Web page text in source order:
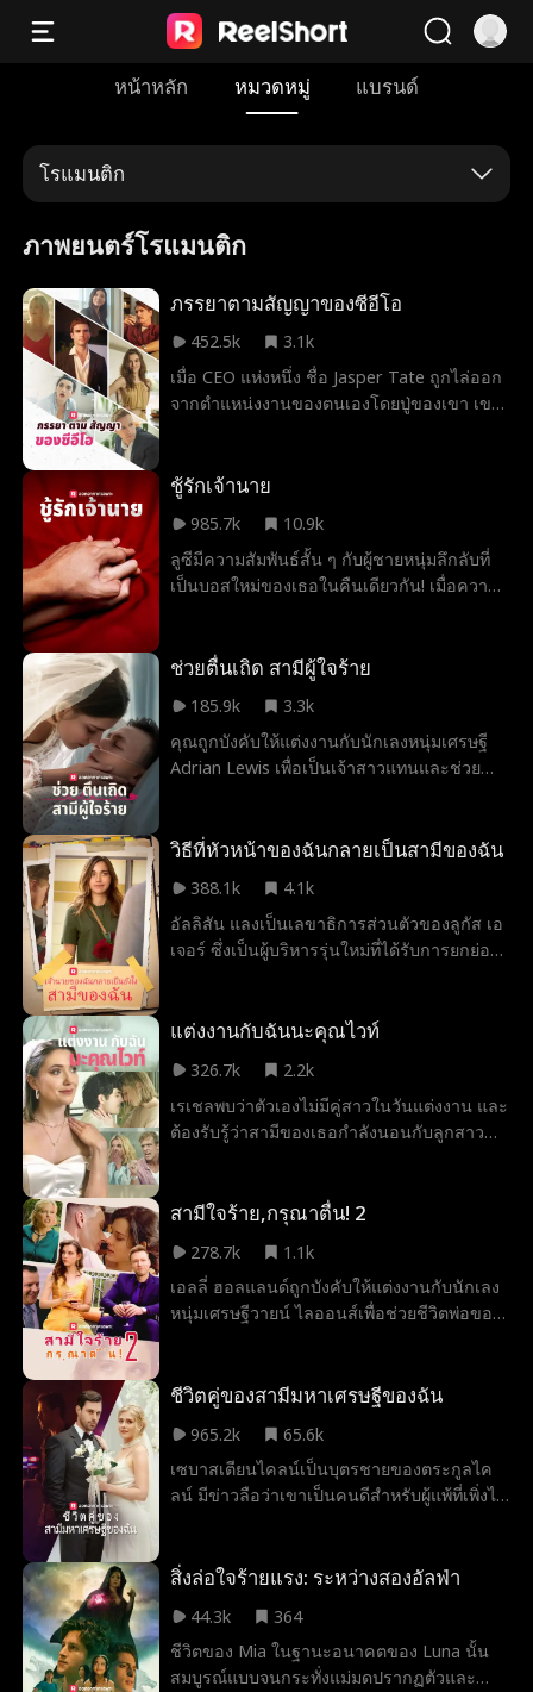
หน้าหลัก หมวดหมู่ แบรนด์
โรแมนติก
ภาพยนตร์โรแมนติก
ภรรยาตามสัญญาของซีอีโอ
452.5k
3.1k
เมื่อ CEO แห่งหนึ่ง ชื่อ Jasper Tate ถูกไล่ออก
จากตำแหน่งงานของตนเองโดยปู่ของเขา เขา
สาวใดก็ได้ และสาวคนนั้นก็คือ Khloe Adams
เธอ ไม่มีความรัก ไม่มีเพศสัมพันธ์ ไม่มีเชือก
เช้า แต่เมื่อ Khloe อยู่ในเตียงของ Jasper เขาก็
เริ่มต้นรู้สึกว่าทุกสิ่งที่เขียนไว้ในสัญญาของพวก
ชู้รักเจ้านาย
985.7k
10.9k
ลูซีมีความสัมพันธ์สั้น ๆ กับผู้ชายหนุ่มลึกลับที่
เป็นบอสใหม่ของเธอในคืนเดียวกัน! เมื่อความ
หรือไม่?
ช่วยตื่นเถิด สามีผู้ใจร้าย
185.9k
3.3k
คุณถูกบังคับให้แต่งงานกับนักเลงหนุ่มเศรษฐี
Adrian Lewis เพื่อเป็นเจ้าสาวแทนและช่วย
มีเงื่อนไขว่าคุณต้องมีลูกโดยต้องเป็นทายาท
ตกใจ... Adrian Lewis อยู่ในอาการโคม่า!
วิธีที่หัวหน้าของฉันกลายเป็นสามีของฉัน
388.1k
4.1k
อัลลิสัน แลงเป็นเลขาธิการส่วนตัวของลูกัส เอ
เจอร์ ซึ่งเป็นผู้บริหารรุ่นใหม่ที่ได้รับการยกย่อง
เก่าของเธอ ไคล์ ออกจากชีวิตของเธอ เธอจึง
สัมพันธ์กับลูกัส เอเจอร์ แต่เมื่อเหตุการณ์ไม่
คาดคิดเกิดขึ้นและพนักงานทั้งหมดเห็น
ข้อความในโทรศัพท์ของเธอ จะเกิดอะไรขึ้นกับ
เขาจะถูกเปิดเผยขึ้นมา
แต่งงานกับฉันนะคุณไวท์
326.7k
2.2k
เรเชลพบว่าตัวเองไม่มีคู่สาวในวันแต่งงาน และ
ต้องรับรู้ว่าสามีของเธอกำลังนอนกับลูกสาว
เพียงเรื่องเล็กๆน้อยๆที่เธอต้องทำ... หาคู่สาว
สามีใจร้าย,กรุณาตื่น! 2
278.7k
1.1k
เอลลี่ ฮอลแลนด์ถูกบังคับให้แต่งงานกับนักเลง
หนุ่มเศรษฐีวายน์ ไลออนส์เพื่อช่วยชีวิตพ่อของ
โดยมีเงื่อนไขว่าต้องทำให้ได้รับทารุณโอลเด็ก
อาการโคม่า!
ชีวิตคู่ของสามีมหาเศรษฐีของฉัน
965.2k
65.6k
เซบาสเตียนไคลน์เป็นบุตรชายของตระกูลไค
ลน์ มีข่าวลือว่าเขาเป็นคนดีสำหรับผู้แพ้ที่เพิ่งได้
ลีควินน์จะทำ เธอรู้น้อย ... เธอแต่งงานกับมหา
ความจริง? คำถามที่ดีกว่าคือ ... ทำไมเซบาส
เตียนไคลน์ถึงซ่อนตัวตนของเขาตั้งแต่แรก!
สิ่งล่อใจร้ายแรง: ระหว่างสองอัลฟ่า
44.3k
364
ชีวิตของ Mia ในฐานะอนาคตของ Luna นั้น
สมบูรณ์แบบจนกระทั่งแม่มดปรากฏตัวและ